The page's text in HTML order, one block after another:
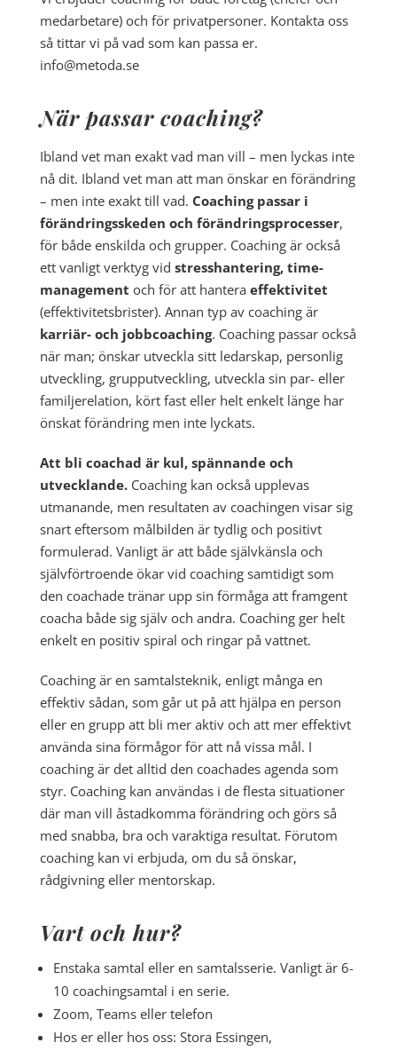
medarbetare) och för privatpersoner. Kontakta oss
så tittar vi på vad som kan passa er.
info@metoda.se
När passar coaching?
Ibland vet man exakt vad man vill – men lyckas inte
nå dit. Ibland vet man att man önskar en förändring
– men inte exakt till vad. Coaching passar i
förändringsskeden och förändringsprocesser,
för både enskilda och grupper. Coaching är också
ett vanligt verktyg vid stresshantering, time-
management och för att hantera effektivitet
(effektivitetsbrister). Annan typ av coaching är
karriär- och jobbcoaching. Coaching passar också
när man; önskar utveckla sitt ledarskap, personlig
utveckling, grupputveckling, utveckla sin par- eller
familjerelation, kört fast eller helt enkelt länge har
önskat förändring men inte lyckats.
Att bli coachad är kul, spännande och
utvecklande.Coaching kan också upplevas
utmanande, men resultaten av coachingen visar sig
snart eftersom målbilden är tydlig och positivt
formulerad. Vanligt är att både självkänsla och
självförtroende ökar vid coaching samtidigt som
den coachade tränar upp sin förmåga att framgent
coacha både sig själv och andra. Coaching ger helt
enkelt en positiv spiral och ringar på vattnet.
Coaching är en samtalsteknik, enligt många en
effektiv sådan, som går ut på att hjälpa en person
eller en grupp att bli mer aktiv och att mer effektivt
använda sina förmågor för att nå vissa mål. I
coaching är det alltid den coachades agenda som
styr. Coaching kan användas i de flesta situationer
där man vill åstadkomma förändring och görs så
med snabba, bra och varaktiga resultat. Förutom
coaching kan vi erbjuda, om du så önskar,
rådgivning eller mentorskap.
Vart och hur?
Enstaka samtal eller en samtalsserie. Vanligt är 6-
10 coachingsamtal i en serie.
Zoom, Teams eller telefon
Hos er eller hos oss: Stora Essingen,